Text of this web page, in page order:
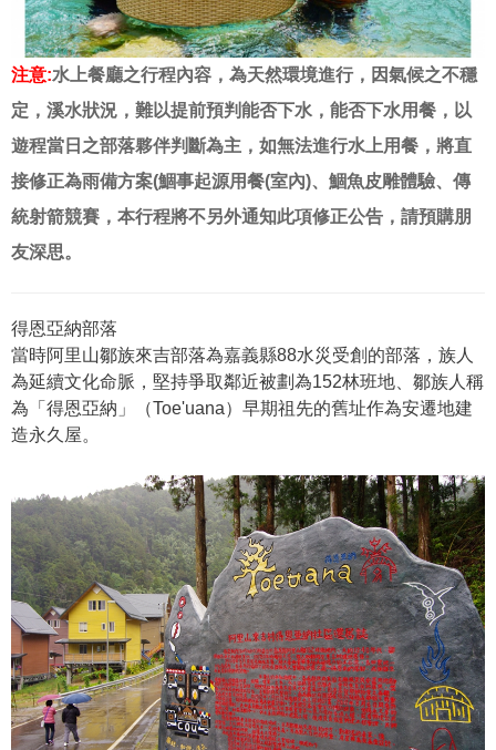
注意:水上餐廳之行程內容，為天然環境進行，因氣候之不穩
定，溪水狀況，難以提前預判能否下水，能否下水用餐，以
遊程當日之部落夥伴判斷為主，如無法進行水上用餐，將直
接修正為雨備方案(鯝事起源用餐(室內)、鯝魚皮雕體驗、傳
統射箭競賽，本行程將不另外通知此項修正公告，請預購朋
友深思。
得恩亞納部落
當時阿里山鄒族來吉部落為嘉義縣88水災受創的部落，族人
為延續文化命脈，堅持爭取鄰近被劃為152林班地、鄒族人稱
為「得恩亞納」（Toe'uana）早期祖先的舊址作為安遷地建
造永久屋。​